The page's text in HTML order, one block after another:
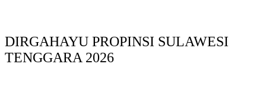
DIRGAHAYU PROPINSI SULAWESI
TENGGARA 2026